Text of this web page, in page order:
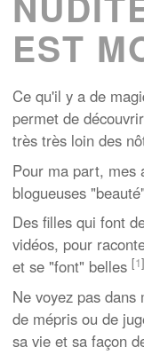
EST
Ce qu'il y a de
permet de
très très loin des
Pour ma part, mes
blogueuses
Des filles qui font
vidéos, pour
et se "font" belles [1]
Ne voyez pas dans
de mépris ou de
sa vie et sa façon